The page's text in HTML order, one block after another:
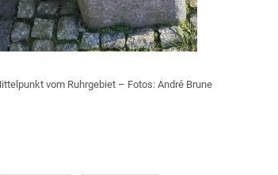
vom Ruhrgebiet – Fotos: André Brune